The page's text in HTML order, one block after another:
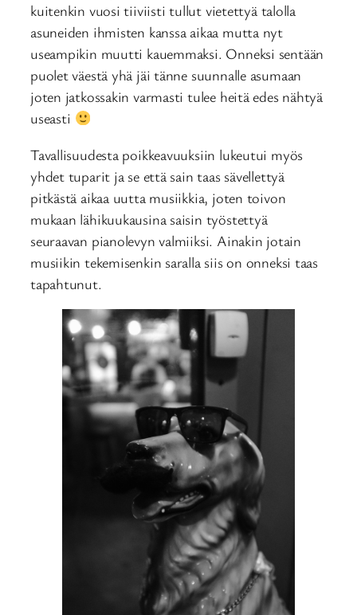
kuitenkin vuosi tiiviisti tullut vietettyä talolla
asuneiden ihmisten kanssa aikaa mutta nyt
useampikin muutti kauemmaksi. Onneksi sentään
puolet väestä yhä jäi tänne suunnalle asumaan
joten jatkossakin varmasti tulee heitä edes nähtyä
useasti
Tavallisuudesta poikkeavuuksiin lukeutui myös
yhdet tuparit ja se että sain taas sävellettyä
pitkästä aikaa uutta musiikkia, joten toivon
mukaan lähikuukausina saisin työstettyä
seuraavan pianolevyn valmiiksi. Ainakin jotain
musiikin tekemisenkin saralla siis on onneksi taas
tapahtunut.